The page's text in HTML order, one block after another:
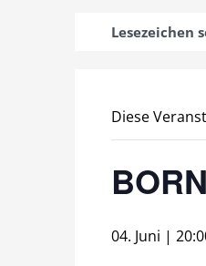
Lesezeichen
Diese
04. Juni |